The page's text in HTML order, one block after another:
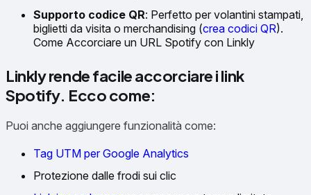
Supporto codice QR: Perfetto per volantini stampati,
biglietti da visita o merchandising (crea codici QR).
Come Accorciare un URL Spotify con Linkly
Linkly rende facile accorciare i link
Spotify. Ecco come:
Puoi anche aggiungere funzionalità come:
Tag UTM per Google Analytics
Protezione dalle frodi sui clic